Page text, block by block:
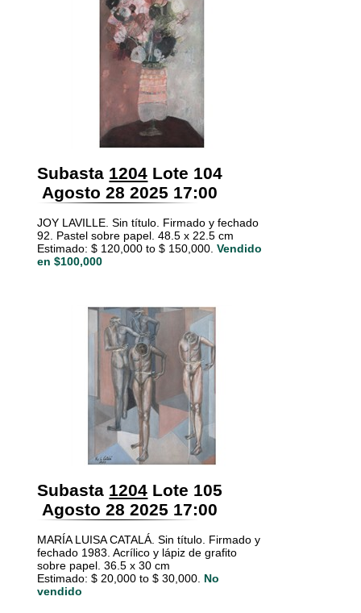
Subasta 1204 Lote 104
Agosto 28 2025 17:00
JOY LAVILLE. Sin título. Firmado y fechado
92. Pastel sobre papel. 48.5 x 22.5 cm
Estimado: $ 120,000 to $ 150,000. Vendido
en $100,000
Subasta 1204 Lote 105
Agosto 28 2025 17:00
MARÍA LUISA CATALÁ. Sin título. Firmado y
fechado 1983. Acrílico y lápiz de grafito
sobre papel. 36.5 x 30 cm
Estimado: $ 20,000 to $ 30,000. No
vendido